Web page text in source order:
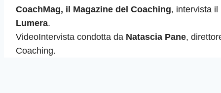
CoachMag, il Magazine del Coaching, intervista
Lumera.
VideoIntervista condotta da Natascia Pane,
Coaching.